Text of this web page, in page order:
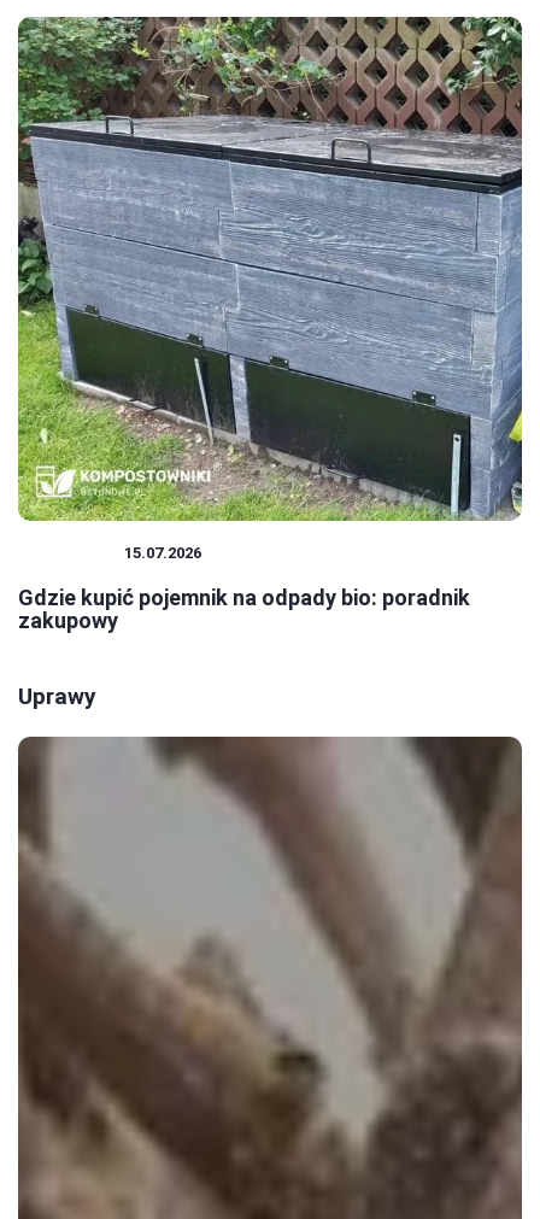
15.07.2026
Gdzie kupić pojemnik na odpady bio: poradnik
zakupowy
Uprawy